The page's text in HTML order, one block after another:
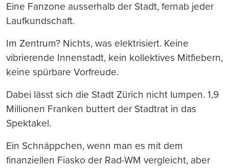
Eine Fanzone ausserhalb der Stadt, fernab jeder
Laufkundschaft.
Im Zentrum? Nichts, was elektrisiert. Keine
vibrierende Innenstadt, kein kollektives Mitfiebern,
keine spürbare Vorfreude.
Dabei lässt sich die Stadt Zürich nicht lumpen. 1,9
Millionen Franken buttert der Stadtrat in das
Spektakel.
Ein Schnäppchen, wenn man es mit dem
finanziellen Fiasko der Rad-WM vergleicht, aber